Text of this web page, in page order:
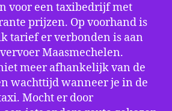
voor een taxibedrijf met
prijzen. Op voorhand is
tarief er verbonden is aan
Maasmechelen.
meer afhankelijk van de
wachttijd wanneer je in de
Mocht er door